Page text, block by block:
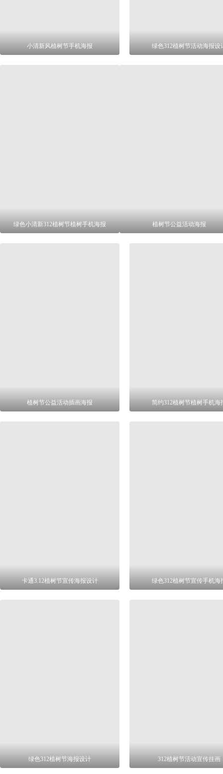
小清新风植树节手机海报 绿色312植树节活动海报设
绿色小清新312植树节植树手机海报 植树节公益活动海报
植树节公益活动插画海报 简约312植树节植树手机海
卡通3.12植树节宣传海报设计 绿色312植树节宣传手机海
绿色312植树节海报设计 312植树节活动宣传挂画